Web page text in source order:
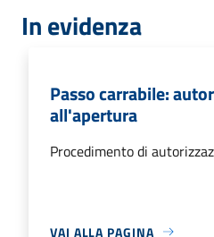
In evidenza
Passo carrabile:
all'apertura
Procedimento di
VAI ALLA PAGINA